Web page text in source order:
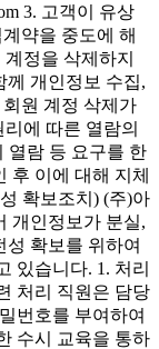
3. 고객이 유상
약을 중도에 해
정을 삭제하지
께 개인정보 수집,
원 계정 삭제가
에 따른 열람의
열람 등 요구를 한
후 이에 대해 지체
확보조치) (주)아
개인정보가 분실,
성 확보를 위하여
있습니다. 1. 처리
처리 직원은 담당
번호를 부여하여
수시 교육을 통하